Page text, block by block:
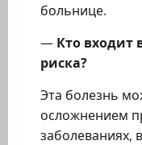
больнице.
— Кто входит
риска?
Эта болезнь
осложнением
заболеваниях, в